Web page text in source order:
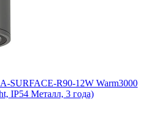
SURFACE-R90-12W Warm3000
IP54 Металл, 3 года)